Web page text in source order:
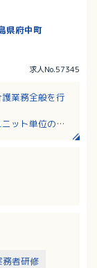
県府中町
求人No.57345
業務全般を行
ット単位の洗
務者研修